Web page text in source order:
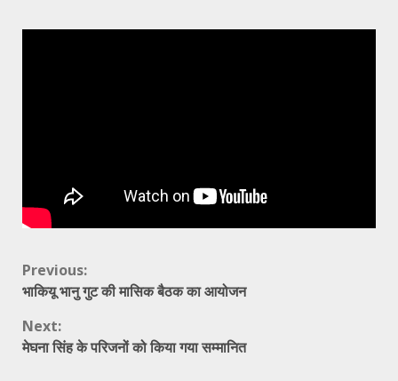
Continue
Reading
Previous:
भाकियू भानु गुट की मासिक बैठक का आयोजन
Next:
मेघना सिंह के परिजनों को किया गया सम्मानित